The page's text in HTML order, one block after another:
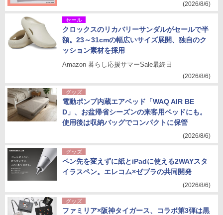
(2026/8/6)
セール
クロックスのリカバリーサンダルがセールで半
額。23～31cmの幅広いサイズ展開、独自のク
ッション素材を採用
Amazon 暮らし応援サマーSale最終日
(2026/8/6)
グッズ
電動ポンプ内蔵エアベッド「WAQ AIR BE
D」、お盆帰省シーズンの来客用ベッドにも。
使用後は収納バッグでコンパクトに保管
(2026/8/6)
グッズ
ペン先を変えずに紙とiPadに使える2WAYスタ
イラスペン。エレコム×ゼブラの共同開発
(2026/8/6)
グッズ
ファミリア×阪神タイガース、コラボ第3弾は黒